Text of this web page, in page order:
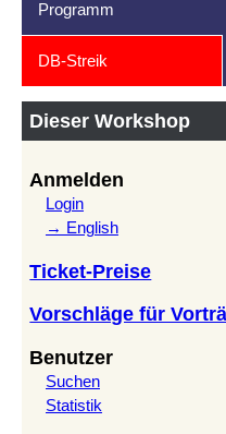
Programm
DB-Streik
Dieser Workshop
Anmelden
Login
→ English
Ticket-Preise
Vorschläge für
Benutzer
Suchen
Statistik